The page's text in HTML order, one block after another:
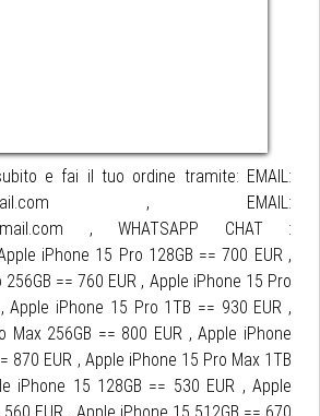
e fai il tuo ordine tramite: EMAIL:
, EMAIL:
, WHATSAPP CHAT :
iPhone 15 Pro 128GB == 700 EUR ,
== 760 EUR , Apple iPhone 15 Pro
Apple iPhone 15 Pro 1TB == 930 EUR ,
Max 256GB == 800 EUR , Apple iPhone
870 EUR , Apple iPhone 15 Pro Max 1TB
iPhone 15 128GB == 530 EUR , Apple